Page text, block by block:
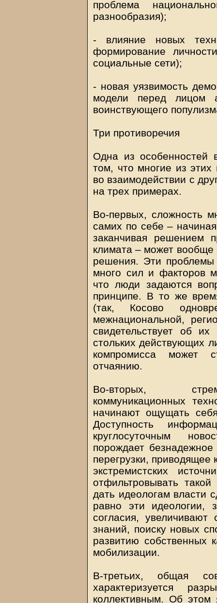
проблема
разнообразия);
- влияние новых
формирование
социальные сети);
- новая уязвимость
модели перед лицом
воинствующего
Три противоречия
Одна из особенностей
том, что многие из этих
во взаимодействии с
на трех примерах.
Во-первых, сложность
самих по себе –
заканчивая решением
климата – может вообще
решения. Эти проблемы
много сил и факторов
что люди задаются
принципе. В то же
(так, Косово
межнациональной,
свидетельствует об
стольких действующих
компромисса может
отчаянию.
Во-вторых,
коммуникационных
начинают ощущать
Доступность
круглосуточным
порождает
перегрузки,
экстремистских
отфильтровывать
дать идеологам власти
равно эти идеологии,
согласия,
знаний, поиску новых
развитию собственных
мобилизации.
В-третьих, общая
характеризуется
коллективным. Об этом